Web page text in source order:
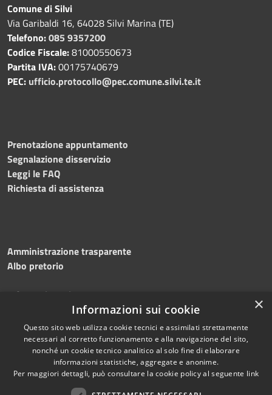
Comune di Silvi
Via Garibaldi 16, 64028 Silvi Marina (TE)
Telefono:085 9357200
Codice Fiscale:81000550673
Partita IVA:00175740679
PEC: ufficio.protocollo@pec.comune.silvi.te.it
Prenotazione appuntamento
Segnalazione disservizio
Leggi le FAQ
Richiesta di assistenza
Amministrazione trasparente
Albo pretorio
Informativa privacy
Dichiarazione di accessibilità
Copyright © 2026 • Comune di
×
Informazioni sui cookie
Questo sito web utilizza cookie tecnici e assimilati strettamente
necessari al corretto funzionamento e alla navigazione del sito,
nonché un cookie tecnico analitico al solo fine di elaborare
informazioni statistiche, aggregate e anonime.
Per maggiori dettagli, può consultare la cookie policy al seguente link